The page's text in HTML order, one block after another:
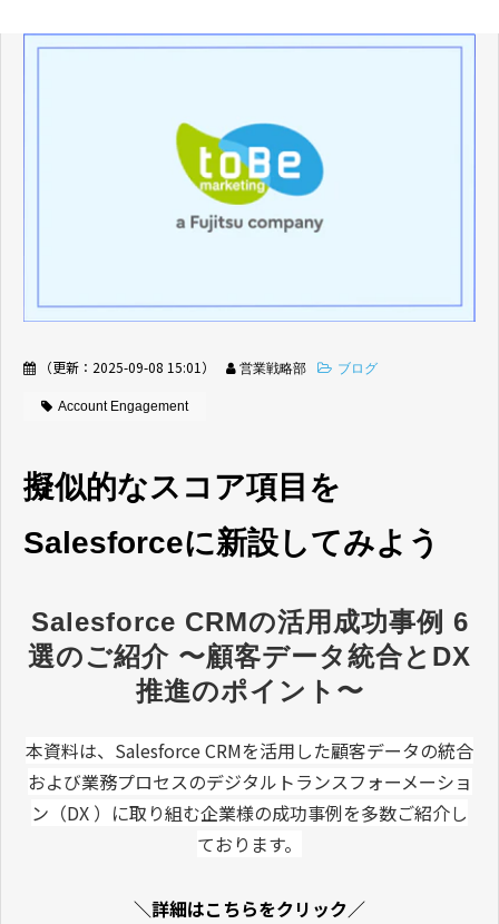
（更新： 2025-09-08 15:01 ） 営業戦略部 ブログ
Account Engagement
擬似的なスコア項目を
Salesforceに新設してみよう
Salesforce CRMの活用成功事例 6
選のご紹介 〜顧客データ統合とDX
推進のポイント〜
本資料は、Salesforce CRMを活用した顧客データの統合
および業務プロセスのデジタルトランスフォーメーショ
ン（DX ）に取り組む企業様の成功事例を多数ご紹介し
ております。
＼詳細はこちらをクリック／